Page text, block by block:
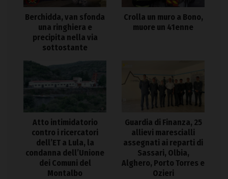
Berchidda, van sfonda
una ringhiera e
precipita nella via
sottostante
Crolla un muro a Bono,
muore un 41enne
Atto intimidatorio
contro i ricercatori
dell’ET a Lula, la
condanna dell’Unione
dei Comuni del
Montalbo
Guardia di Finanza, 25
allievi marescialli
assegnati ai reparti di
Sassari, Olbia,
Alghero, Porto Torres e
Ozieri